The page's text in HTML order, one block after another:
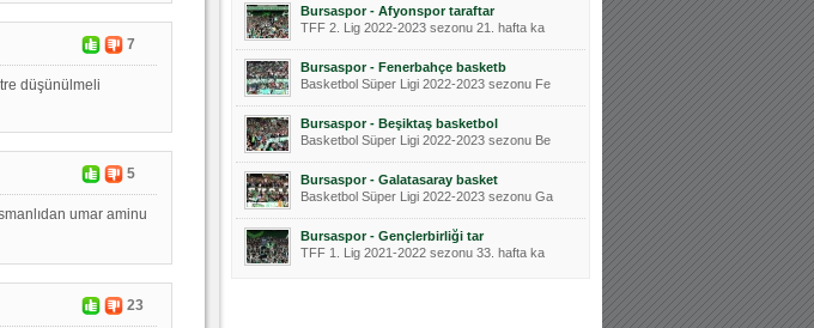
7
düşünülmeli
5
umar aminu
23
Bursaspor - Afyonspor taraftar
TFF 2. Lig 2022-2023 sezonu 21. hafta ka
Bursaspor - Fenerbahçe basketb
Basketbol Süper Ligi 2022-2023 sezonu Fe
Bursaspor - Beşiktaş basketbol
Basketbol Süper Ligi 2022-2023 sezonu Be
Bursaspor - Galatasaray basket
Basketbol Süper Ligi 2022-2023 sezonu Ga
Bursaspor - Gençlerbirliği tar
TFF 1. Lig 2021-2022 sezonu 33. hafta ka